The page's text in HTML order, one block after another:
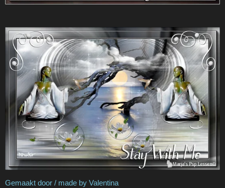
Gemaakt door / made by Valentina